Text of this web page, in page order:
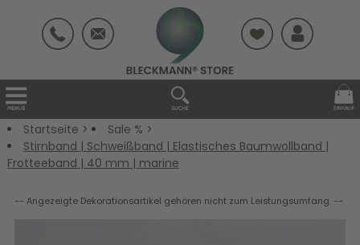
Startseite > Sale % >
Stirnband | Schweißband | Elastisches Baumwollband |
Frotteeband | 40 mm | marine
-- Angezeigte Dekorationsartikel gehören nicht zum Leistungsumfang. --